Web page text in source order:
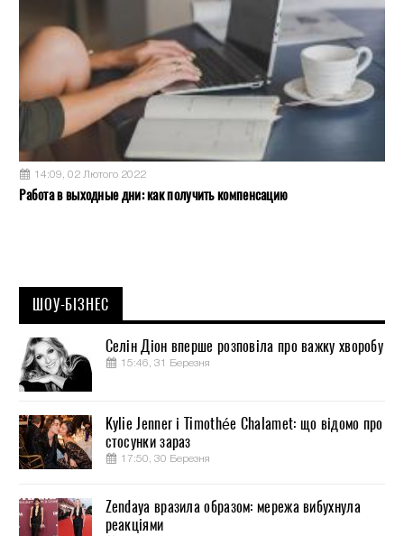
14:09, 02 Лютого 2022
Работа в выходные дни: как получить компенсацию
ШОУ-БІЗНЕС
Селін Діон вперше розповіла про важку хворобу
15:46, 31 Березня
Kylie Jenner і Timothée Chalamet: що відомо про
стосунки зараз
17:50, 30 Березня
Zendaya вразила образом: мережа вибухнула
реакціями